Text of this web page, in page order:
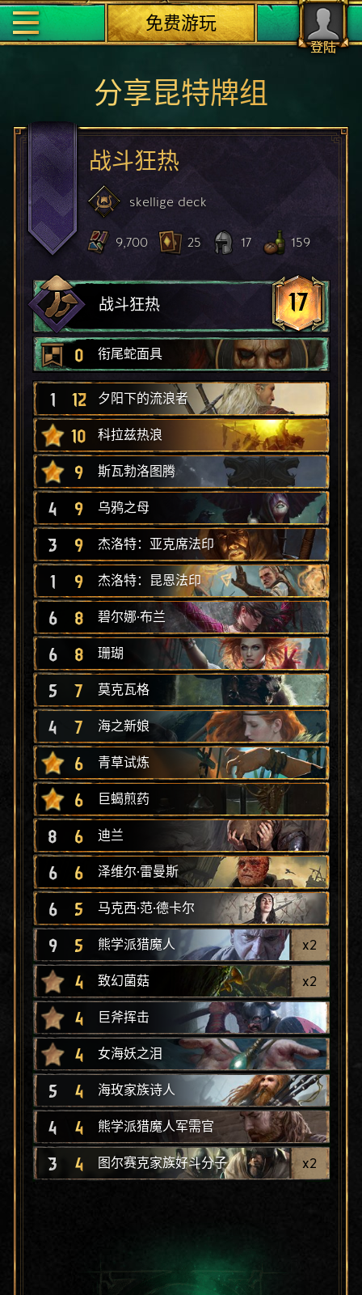
登陆
免费游玩
分享昆特牌组
战斗狂热
skellige deck
9,700 25 17 159
战斗狂热 17
0 衔尾蛇面具
1 12 夕阳下的流浪者
10 科拉兹热浪
9 斯瓦勃洛图腾
4 9 乌鸦之母
3 9 杰洛特：亚克席法印
1 9 杰洛特：昆恩法印
6 8 碧尔娜·布兰
6 8 珊瑚
5 7 莫克瓦格
4 7 海之新娘
6 青草试炼
6 巨蝎煎药
8 6 迪兰
6 6 泽维尔·雷曼斯
6 5 马克西·范·德卡尔
9 5 熊学派猎魔人 x2
4 致幻菌菇 x2
4 巨斧挥击
4 女海妖之泪
5 4 海玫家族诗人
4 4 熊学派猎魔人军需官
3 4 图尔赛克家族好斗分子 x2